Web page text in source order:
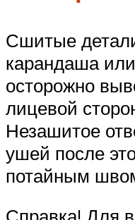
Сшитые
карандаша
осторожно
лицевой
Незашитое
ушей после
потайным